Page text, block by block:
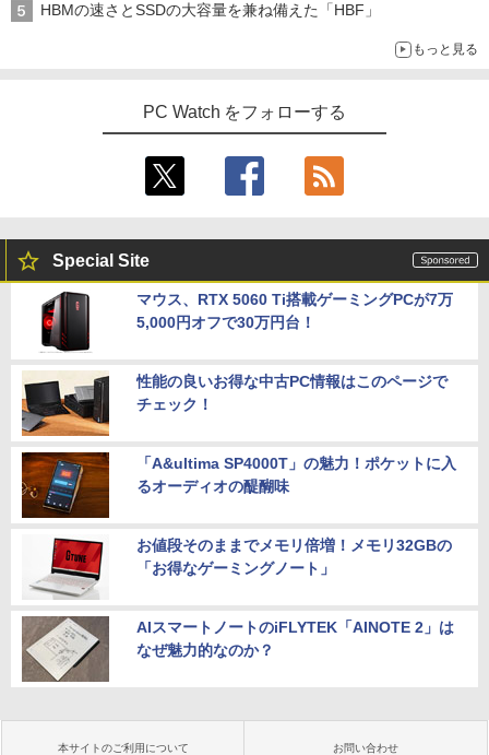
HBMの速さとSSDの大容量を兼ね備えた「HBF」
もっと見る
PC Watch をフォローする
Special Site
マウス、RTX 5060 Ti搭載ゲーミングPCが7万
5,000円オフで30万円台！
性能の良いお得な中古PC情報はこのページで
チェック！
「A&ultima SP4000T」の魅力！ポケットに入
るオーディオの醍醐味
お値段そのままでメモリ倍増！メモリ32GBの
「お得なゲーミングノート」
AIスマートノートのiFLYTEK「AINOTE 2」は
なぜ魅力的なのか？
本サイトのご利用について お問い合わせ